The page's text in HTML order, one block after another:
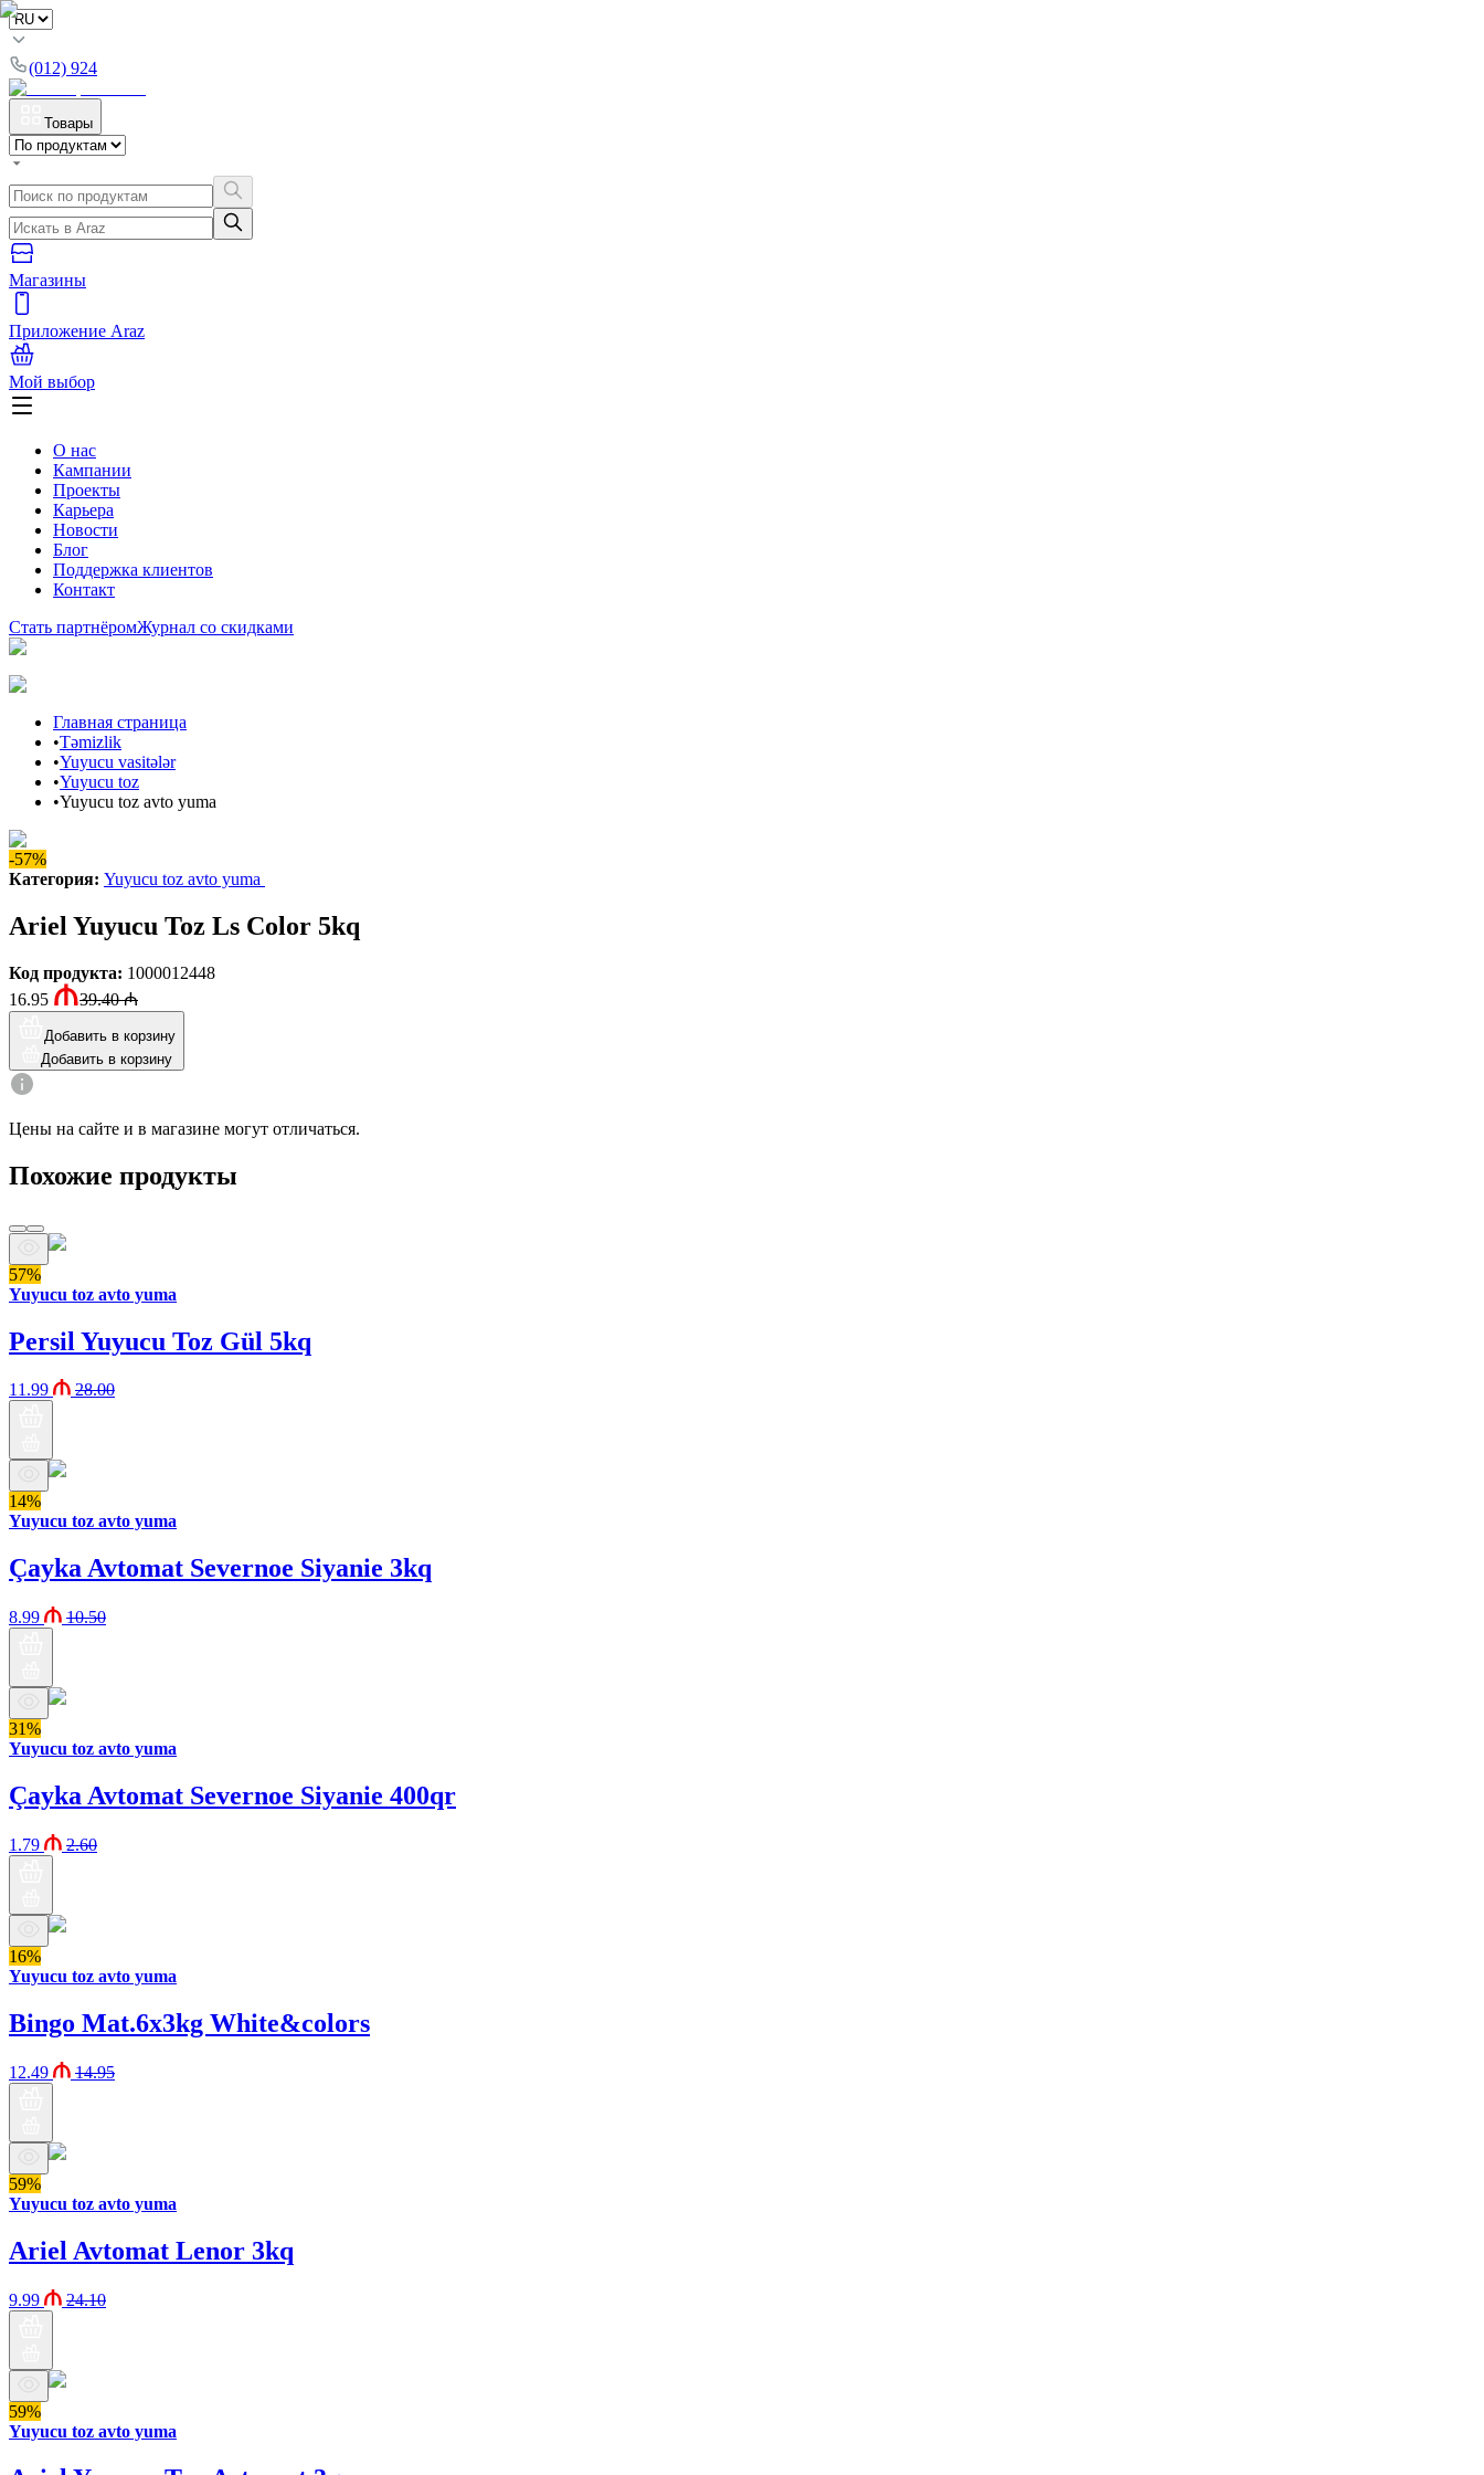
(012) 924
Товары
Магазины
Приложение Araz
Мой выбор
О нас
Кампании
Проекты
Карьера
Новости
Блог
Поддержка клиентов
Контакт
Стать партнёромЖурнал со скидками
Главная страница
•Təmizlik
•Yuyucu vasitələr
•Yuyucu toz
•Yuyucu toz avto yuma
-57%
Категория: Yuyucu toz avto yuma
Ariel Yuyucu Toz Ls Color 5kq
Код продукта: 1000012448
16.95
39.40₼
Добавить в корзину
Добавить в корзину
Цены на сайте и в магазине могут отличаться.
Похожие продукты
57%
Yuyucu toz avto yuma
Persil Yuyucu Toz Gül 5kq
11.99 28.00
14%
Yuyucu toz avto yuma
Çayka Avtomat Severnoe Siyanie 3kq
8.99 10.50
31%
Yuyucu toz avto yuma
Çayka Avtomat Severnoe Siyanie 400qr
1.79 2.60
16%
Yuyucu toz avto yuma
Bingo Mat.6x3kg White&colors
12.49 14.95
59%
Yuyucu toz avto yuma
Ariel Avtomat Lenor 3kq
9.99 24.10
59%
Yuyucu toz avto yuma